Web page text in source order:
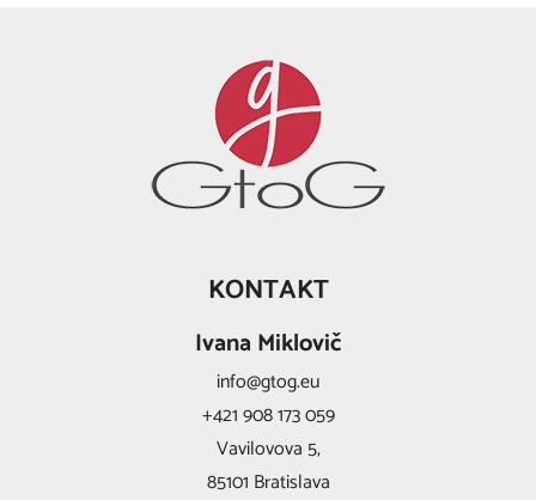
KONTAKT
Ivana Miklovič
info@gtog.eu
+421 908 173 059
Vavilovova 5,
85101 Bratislava